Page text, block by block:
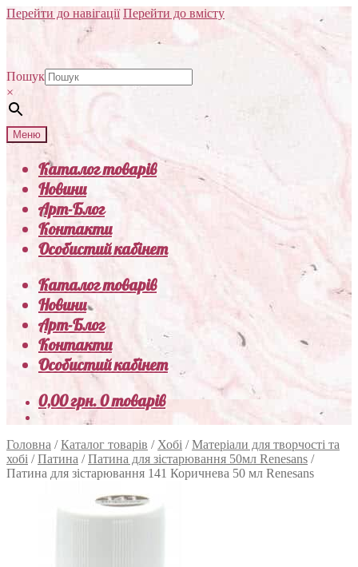
Перейти до навігації Перейти до вмісту
Пошук
×
Меню
Каталог товарів
Новини
Арт-Блог
Контакти
Особистий кабінет
Каталог товарів
Новини
Арт-Блог
Контакти
Особистий кабінет
0,00грн.0 товарів
Головна /Каталог товарів / Хобі /Матеріали для творчості та
хобі /Патина /Патина для зістарювання 50мл Renesans /
Патина для зістарювання 141 Коричнева 50 мл Renesans